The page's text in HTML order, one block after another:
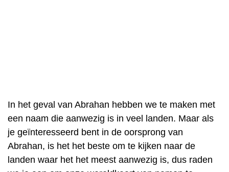
In het geval van Abrahan hebben we te maken met
een naam die aanwezig is in veel landen. Maar als
je geïnteresseerd bent in de oorsprong van
Abrahan, is het het beste om te kijken naar de
landen waar het het meest aanwezig is, dus raden